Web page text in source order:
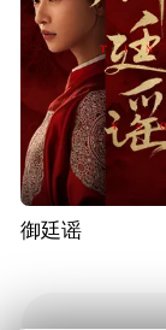
御廷谣